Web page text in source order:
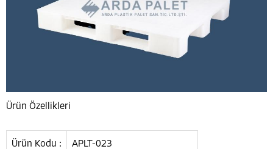
Ürün Özellikleri
Ürün Kodu : APLT-023